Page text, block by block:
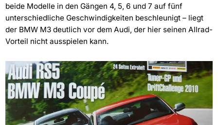
beide Modelle in den Gängen 4, 5, 6 und 7 auf fünf
unterschiedliche Geschwindigkeiten beschleunigt – liegt
der BMW M3 deutlich vor dem Audi, der hier seinen Allrad-
Vorteil nicht ausspielen kann.